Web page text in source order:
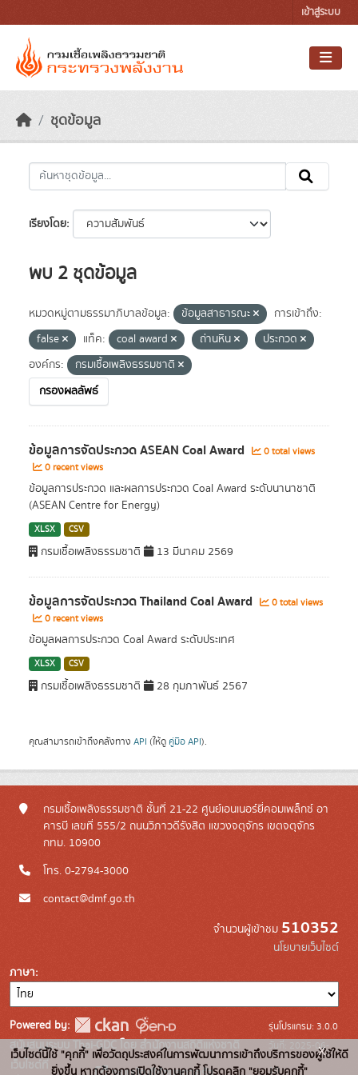
เข้าสู่ระบบ
ชุดข้อมูล
เรียงโดย
พบ 2 ชุดข้อมูล
หมวดหมู่ตามธรรมาภิบาลข้อมูล: ข้อมูลสาธารณะ
การเข้าถึง:
false
แท็ค: coal award ถ่านหิน
ประกวด
องค์กร:
กรมเชื้อเพลิงธรรมชาติ
กรองผลลัพธ์
ข้อมูลการจัดประกวด ASEAN Coal Award
0 total views
0 recent views
ข้อมูลการประกวด และผลการประกวด Coal Award ระดับนานาชาติ
(ASEAN Centre for Energy)
XLSX CSV
กรมเชื้อเพลิงธรรมชาติ 13 มีนาคม 2569
ข้อมูลการจัดประกวด Thailand Coal Award
0 total views
0 recent views
ข้อมูลผลการประกวด Coal Award ระดับประเทศ
XLSX CSV
กรมเชื้อเพลิงธรรมชาติ 28 กุมภาพันธ์ 2567
คุณสามารถเข้าถึงคลังทาง API (ให้ดู คู่มือ API).
กรมเชื้อเพลิงธรรมชาติ ชั้นที่ 21-22 ศูนย์เอนเนอร์ยี่คอมเพล็กซ์ อา
คารบี เลขที่ 555/2 ถนนวิภาวดีรังสิต แขวงจตุจักร เขตจตุจักร
กทม. 10900
โทร. 0-2794-3000
contact@dmf.go.th
จำนวนผู้เข้าชม 510352
นโยบายเว็บไซต์
ภาษา
Powered by:
สนับสนุนระบบ Thai-GDC โดย สำนักงานสถิติแห่งชาติ
รุ่นโปรแกรม: 3.0.0
วันที่: 2025-06-
10
เว็บไซต์นี้ใช้ "คุกกี้" เพื่อวัตถุประสงค์ในการพัฒนาการเข้าถึงบริการของผู้ใช้ให้ดี
ยิ่งขึ้น หากต้องการเปิดใช้งานคุกกี้ โปรดคลิก "ยอมรับคุกกี้"
x